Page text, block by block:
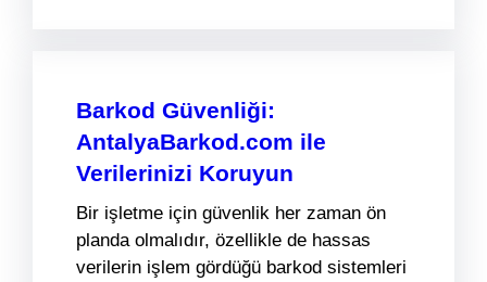
Barkod Güvenliği:
AntalyaBarkod.com ile
Verilerinizi Koruyun
Bir işletme için güvenlik her zaman ön
planda olmalıdır, özellikle de hassas
verilerin işlem gördüğü barkod sistemleri